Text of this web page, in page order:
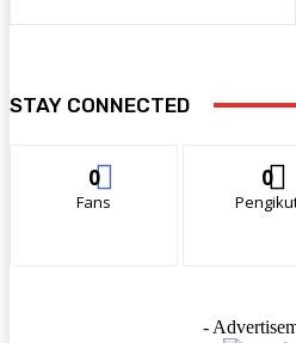
STAY CONNECTED
0
Fans
0
-